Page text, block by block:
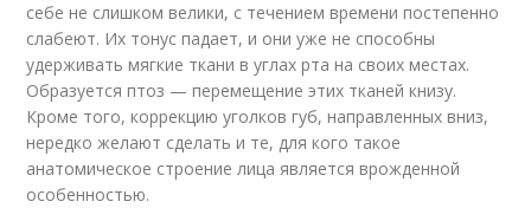
себе не слишком велики, с течением времени постепенно
слабеют. Их тонус падает, и они уже не способны
удерживать мягкие ткани в углах рта на своих местах.
Образуется птоз — перемещение этих тканей книзу.
Кроме того, коррекцию уголков губ, направленных вниз,
нередко желают сделать и те, для кого такое
анатомическое строение лица является врожденной
особенностью.